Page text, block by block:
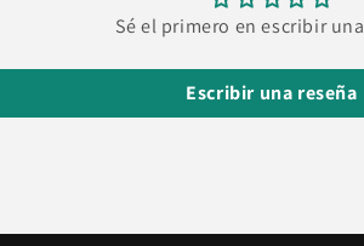
Sé el primero en escribir
Escribir una reseña